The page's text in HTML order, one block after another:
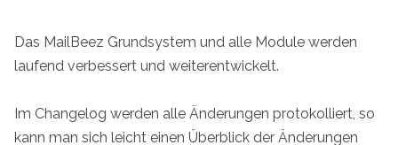
Das MailBeez Grundsystem und alle Module werden
laufend verbessert und weiterentwickelt.
Im Changelog werden alle Änderungen protokolliert, so
kann man sich leicht einen Überblick der Änderungen